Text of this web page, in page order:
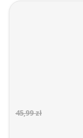
45,99 zł